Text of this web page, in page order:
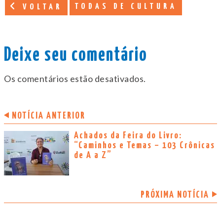
VOLTAR TODAS DE CULTURA
Deixe seu comentário
Os comentários estão desativados.
NOTÍCIA ANTERIOR
Achados da Feira do Livro:
“Caminhos e Temas – 103 Crônicas
de A a Z”
PRÓXIMA NOTÍCIA